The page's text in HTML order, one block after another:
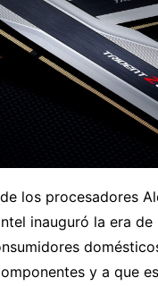
los procesadores
inauguró la era de
y a que